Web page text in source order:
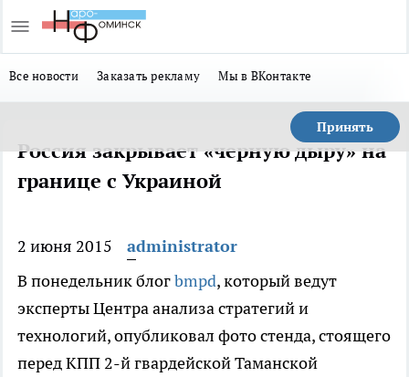
Все новости Заказать рекламу Мы в ВКонтакте
Принять
Россия закрывает «черную дыру» на
границе с Украиной
2 июня 2015
administrator
В понедельник блогbmpd, который ведут
эксперты Центра анализа стратегий и
технологий, опубликовал фото стенда, стоящего
перед КПП 2-й гвардейской Таманской